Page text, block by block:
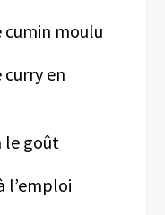
cumin moulu
curry en
le goût
l’emploi